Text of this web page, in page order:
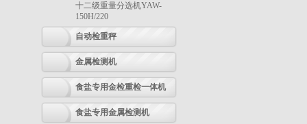
十二级重量分选机YAW-
150H/220
自动检重秤
金属检测机
食盐专用金检重检一体机
食盐专用金属检测机